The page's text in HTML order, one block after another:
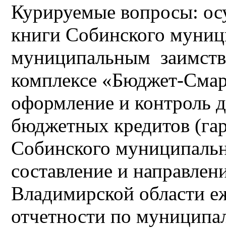
Курируемые вопросы:
книги Собинского
муниципальным
комплексе «Бюджет-
оформление и контроль
бюджетных кредитов
Собинского
составление и
Владимирской области
отчетности по